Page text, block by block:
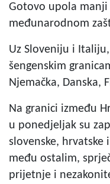
Gotovo upola
međunarodnom
Uz Sloveniju i
šengenskim
Njemačka, Danska,
Na granici između
u ponedjeljak su
slovenske, hrvatske
među ostalim,
prijetnje i